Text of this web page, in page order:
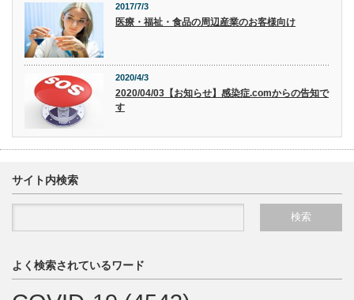
2017/7/3
医療・福祉・食品の周辺産業のお客様向け
2020/4/3
2020/04/03【お知らせ】感染症.comからの告知で
す
サイト内検索
よく検索されているワード